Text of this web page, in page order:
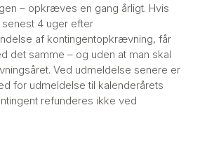
– opkræves en gang årligt. Hvis
4 uger efter
af kontingentopkrævning, får
det samme – og uden at man skal
Ved udmeldelse senere er
for udmeldelse til kalenderårets
refunderes ikke ved